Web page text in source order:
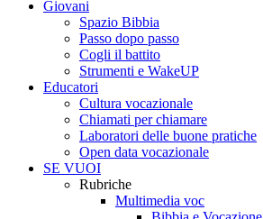
Giovani
Spazio Bibbia
Passo dopo passo
Cogli il battito
Strumenti e WakeUP
Educatori
Cultura vocazionale
Chiamati per chiamare
Laboratori delle buone pratiche
Open data vocazionale
SE VUOI
Rubriche
Multimedia voc